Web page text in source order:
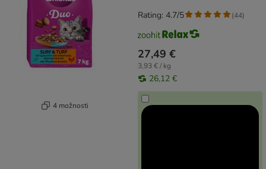
4 možnosti
27,49 €
3,93 € / kg
26,12 €
Rating: 4.7/5 (44)